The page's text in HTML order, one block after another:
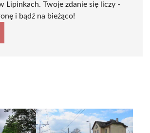
Lipinkach. Twoje zdanie się liczy -
i bądź na bieżąco!